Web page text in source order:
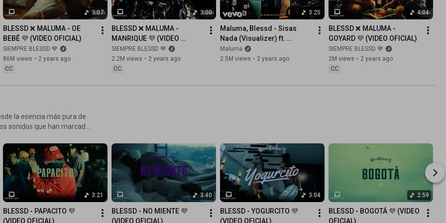
3:07
BLESSD ❌ MALUMA - OE
BEBÉ 💜 (VIDEO OFICIAL)
SIEMPRE BLESSD 💙
86M views • 2 years ago
CC
3:00
BLESSD ❌ MALUMA -
MANRIQUE 💜 (VIDEO
OFICIAL)
SIEMPRE BLESSD 💙
2.2M views • 2 years ago
CC
3:25
Maluma, Blessd - Sisas
Nada (Visualizer) ft.
Hades66
Maluma
2.5M views • 2 years ago
4:04
BLESSD ❌ MALUMA -
GOYARD 💜 (VIDEO OFICIAL)
SIEMPRE BLESSD 💙
2M views • 2 years ago
CC
la esencia más pura de
sonidos que han marcado
pesados como Ñejo, Pirlo y
3:21
BLESSD - PAPACITO 💜
(VIDEO OFICIAL)
3:40
BLESSD - NO MIENTE 💜
(VIDEO OFICIAL)
3:04
BLESSD - YOGURCITO 💜
(VIDEO OFICIAL)
2:59
BLESSD - BOGOTÁ 💜 (VIDEO
OFICIAL)